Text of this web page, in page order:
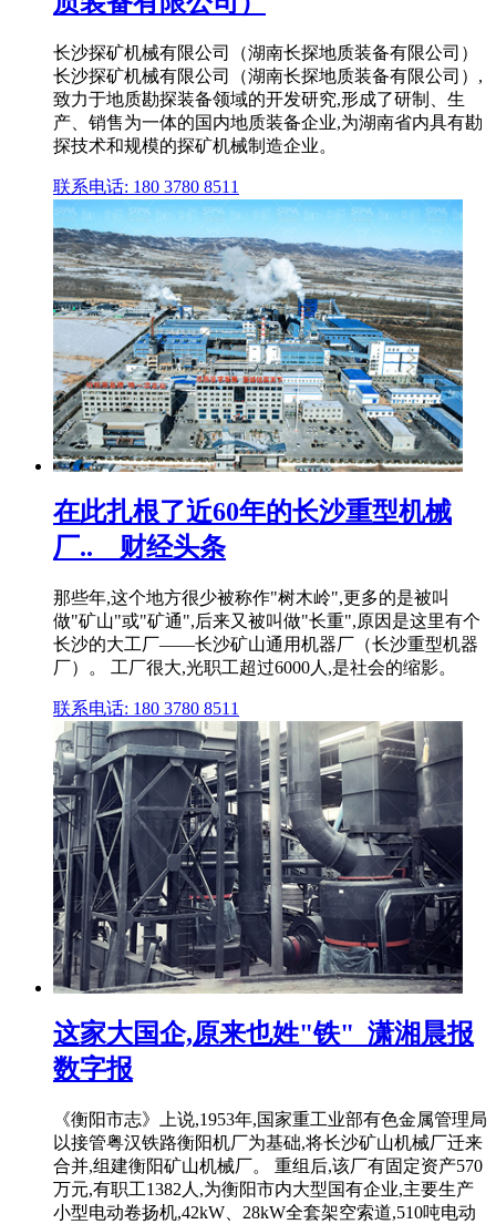
长沙探矿机械有限公司（湖南长探地质装备有限公司）
长沙探矿机械有限公司（湖南长探地质装备有限公司）,
致力于地质勘探装备领域的开发研究,形成了研制、生
产、销售为一体的国内地质装备企业,为湖南省内具有勘
探技术和规模的探矿机械制造企业。
联系电话: 180 3780 8511
在此扎根了近60年的长沙重型机械
厂..__财经头条
那些年,这个地方很少被称作"树木岭",更多的是被叫
做"矿山"或"矿通",后来又被叫做"长重",原因是这里有个
长沙的大工厂——长沙矿山通用机器厂（长沙重型机器
厂）。 工厂很大,光职工超过6000人,是社会的缩影。
联系电话: 180 3780 8511
这家大国企,原来也姓"铁"_潇湘晨报
数字报
《衡阳市志》上说,1953年,国家重工业部有色金属管理局
以接管粤汉铁路衡阳机厂为基础,将长沙矿山机械厂迁来
合并,组建衡阳矿山机械厂。 重组后,该厂有固定资产570
万元,有职工1382人,为衡阳市内大型国有企业,主要生产
小型电动卷扬机,42kW、28kW全套架空索道,510吨电动